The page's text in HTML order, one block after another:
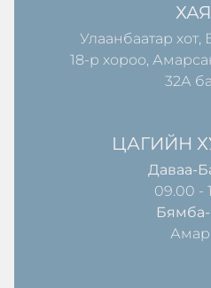
Улаанбаатар хот,
18-р хороо,
32А
ЦАГИЙН
Даваа-
09.00 -